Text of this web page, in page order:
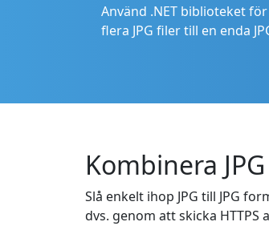
Använd .NET biblioteket för
flera JPG filer till en enda
Kombinera
Slå enkelt ihop JPG till JPG
dvs. genom att skicka